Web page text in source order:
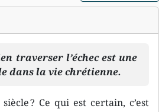
traverser l’échec est une
dans la vie chrétienne.
? Ce qui est certain, c’est